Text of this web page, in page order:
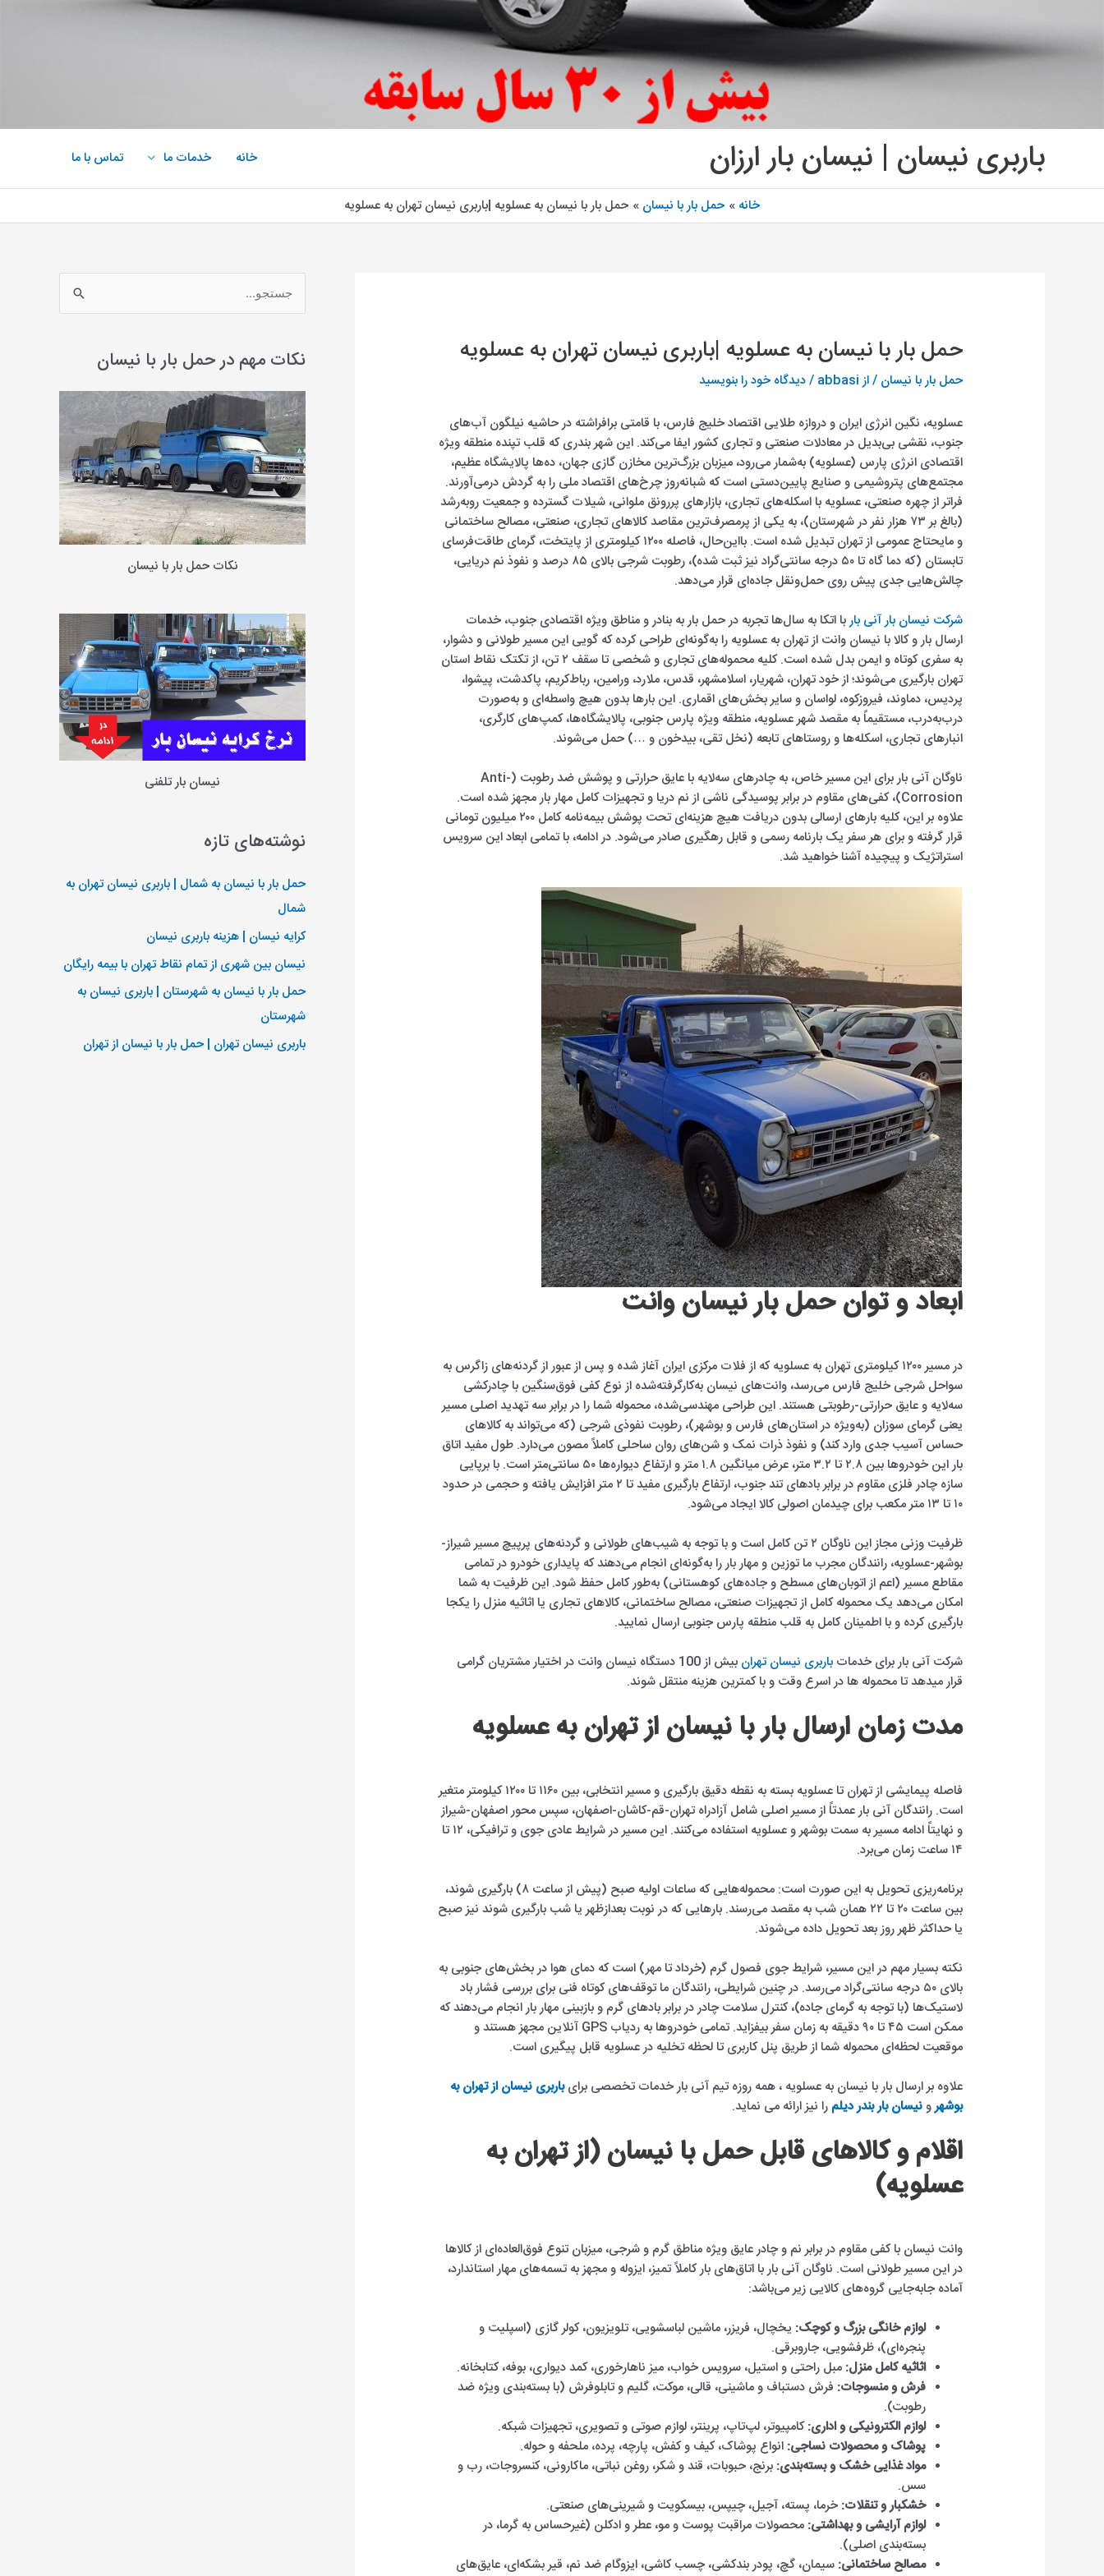
باربری نیسان | نیسان بار ارزان خانه خدمات ما تماس با ما
خانه حمل بار با نیسان حمل بار با نیسان به عسلویه |باربری نیسان تهران به عسلویه
حمل بار با نیسان به عسلویه |باربری نیسان تهران به عسلویه
حمل بار با نیسان / از abbasi
/دیدگاه‌ خود را بنویسید
عسلویه، نگین انرژی ایران و دروازه طلایی اقتصاد خلیج فارس، با قامتی برافراشته در حاشیه نیلگون آب‌های
جنوب، نقشی بی‌بدیل در معادلات صنعتی و تجاری کشور ایفا می‌کند. این شهر بندری که قلب تپنده منطقه ویژه
اقتصادی انرژی پارس (عسلویه) به‌شمار می‌رود، میزبان بزرگ‌ترین مخازن گازی جهان، ده‌ها پالایشگاه عظیم،
مجتمع‌های پتروشیمی و صنایع پایین‌دستی است که شبانه‌روز چرخ‌های اقتصاد ملی را به گردش درمی‌آورند.
فراتر از چهره صنعتی، عسلویه با اسکله‌های تجاری، بازارهای پررونق ملوانی، شیلات گسترده و جمعیت روبه‌رشد
(بالغ بر ۷۳ هزار نفر در شهرستان)، به یکی از پرمصرف‌ترین مقاصد کالاهای تجاری، صنعتی، مصالح ساختمانی
و مایحتاج عمومی از تهران تبدیل شده است. بااین‌حال، فاصله ۱۲۰۰ کیلومتری از پایتخت، گرمای طاقت‌فرسای
تابستان (که دما گاه تا ۵۰ درجه سانتی‌گراد نیز ثبت شده)، رطوبت شرجی بالای ۸۵ درصد و نفوذ نم دریایی،
چالش‌هایی جدی پیش روی حمل‌ونقل جاده‌ای قرار می‌دهد.
شرکت نیسان بار آنی باربا اتکا به سال‌ها تجربه در حمل بار به بنادر و مناطق ویژه اقتصادی جنوب، خدمات
ارسال بار و کالا با نیسان وانت از تهران به عسلویه را به‌گونه‌ای طراحی کرده که گویی این مسیر طولانی و دشوار،
به سفری کوتاه و ایمن بدل شده است. کلیه محموله‌های تجاری و شخصی تا سقف ۲ تن، از تکتک نقاط استان
تهران بارگیری می‌شوند؛ از خود تهران، شهریار، اسلامشهر، قدس، ملارد، ورامین، رباط‌کریم، پاکدشت، پیشوا،
پردیس، دماوند، فیروزکوه، لواسان و سایر بخش‌های اقماری. این بارها بدون هیچ واسطه‌ای و به‌صورت
درب‌به‌درب، مستقیماً به مقصد شهر عسلویه، منطقه ویژه پارس جنوبی، پالایشگاه‌ها، کمپ‌های کارگری،
انبارهای تجاری، اسکله‌ها و روستاهای تابعه (نخل تقی، بیدخون و …) حمل می‌شوند.
ناوگان آنی بار برای این مسیر خاص، به چادرهای سه‌لایه با عایق حرارتی و پوشش ضد رطوبت (Anti-
Corrosion)، کفی‌های مقاوم در برابر پوسیدگی ناشی از نم دریا و تجهیزات کامل مهار بار مجهز شده است.
علاوه بر این، کلیه بارهای ارسالی بدون دریافت هیچ هزینه‌ای تحت پوشش بیمه‌نامه کامل ۲۰۰ میلیون تومانی
قرار گرفته و برای هر سفر یک بارنامه رسمی و قابل رهگیری صادر می‌شود. در ادامه، با تمامی ابعاد این سرویس
استراتژیک و پیچیده آشنا خواهید شد.
ابعاد و توان حمل بار نیسان وانت
در مسیر ۱۲۰۰ کیلومتری تهران به عسلویه که از فلات مرکزی ایران آغاز شده و پس از عبور از گردنه‌های زاگرس به
سواحل شرجی خلیج فارس می‌رسد، وانت‌های نیسان به‌کارگرفته‌شده از نوع کفی فوق‌سنگین با چادرکشی
سه‌لایه و عایق حرارتی-رطوبتی هستند. این طراحی مهندسی‌شده، محموله شما را در برابر سه تهدید اصلی مسیر
یعنی گرمای سوزان (به‌ویژه در استان‌های فارس و بوشهر)، رطوبت نفوذی شرجی (که می‌تواند به کالاهای
حساس آسیب جدی وارد کند) و نفوذ ذرات نمک و شن‌های روان ساحلی کاملاً مصون می‌دارد. طول مفید اتاق
بار این خودروها بین ۲.۸ تا ۳.۲ متر، عرض میانگین ۱.۸ متر و ارتفاع دیواره‌ها ۵۰ سانتی‌متر است. با برپایی
سازه چادر فلزی مقاوم در برابر بادهای تند جنوب، ارتفاع بارگیری مفید تا ۲ متر افزایش یافته و حجمی در حدود
۱۰ تا ۱۳ متر مکعب برای چیدمان اصولی کالا ایجاد می‌شود.
ظرفیت وزنی مجاز این ناوگان ۲ تن کامل است و با توجه به شیب‌های طولانی و گردنه‌های پرپیچ مسیر شیراز-
بوشهر-عسلویه، رانندگان مجرب ما توزین و مهار بار را به‌گونه‌ای انجام می‌دهند که پایداری خودرو در تمامی
مقاطع مسیر (اعم از اتوبان‌های مسطح و جاده‌های کوهستانی) به‌طور کامل حفظ شود. این ظرفیت به شما
امکان می‌دهد یک محموله کامل از تجهیزات صنعتی، مصالح ساختمانی، کالاهای تجاری یا اثاثیه منزل را یکجا
بارگیری کرده و با اطمینان کامل به قلب منطقه پارس جنوبی ارسال نمایید.
شرکت آنی بار برای خدماتباربری نیسان تهران
بیش از 100 دستگاه نیسان وانت در اختیار مشتریان گرامی
قرار میدهد تا محموله ها در اسرع وقت و با کمترین هزینه منتقل شوند.
مدت زمان ارسال بار با نیسان از تهران به عسلویه
فاصله پیمایشی از تهران تا عسلویه بسته به نقطه دقیق بارگیری و مسیر انتخابی، بین ۱۱۶۰ تا ۱۲۰۰ کیلومتر متغیر
است. رانندگان آنی بار عمدتاً از مسیر اصلی شامل آزادراه تهران-قم-کاشان-اصفهان، سپس محور اصفهان-شیراز
و نهایتاً ادامه مسیر به سمت بوشهر و عسلویه استفاده می‌کنند. این مسیر در شرایط عادی جوی و ترافیکی، ۱۲ تا
۱۴ ساعت زمان می‌برد.
برنامه‌ریزی تحویل به این صورت است: محموله‌هایی که ساعات اولیه صبح (پیش از ساعت ۸) بارگیری شوند،
بین ساعت ۲۰ تا ۲۲ همان شب به مقصد می‌رسند. بارهایی که در نوبت بعدازظهر یا شب بارگیری شوند نیز صبح
یا حداکثر ظهر روز بعد تحویل داده می‌شوند.
نکته بسیار مهم در این مسیر، شرایط جوی فصول گرم (خرداد تا مهر) است که دمای هوا در بخش‌های جنوبی به
بالای ۵۰ درجه سانتی‌گراد می‌رسد. در چنین شرایطی، رانندگان ما توقف‌های کوتاه فنی برای بررسی فشار باد
لاستیک‌ها (با توجه به گرمای جاده)، کنترل سلامت چادر در برابر بادهای گرم و بازبینی مهار بار انجام می‌دهند که
ممکن است ۴۵ تا ۹۰ دقیقه به زمان سفر بیفزاید. تمامی خودروها به ردیاب GPS آنلاین مجهز هستند و
موقعیت لحظه‌ای محموله شما از طریق پنل کاربری تا لحظه تخلیه در عسلویه قابل پیگیری است.
علاوه بر ارسال بار با نیسان به عسلویه ، همه روزه تیم آنی بار خدمات تخصصی برایباربری نیسان از تهران به
بوشهرونیسان بار بندر دیلم را نیز ارائه می نماید.
اقلام و کالاهای قابل حمل با نیسان (از تهران به
عسلویه)
وانت نیسان با کفی مقاوم در برابر نم و چادر عایق ویژه مناطق گرم و شرجی، میزبان تنوع فوق‌العاده‌ای از کالاها
در این مسیر طولانی است. ناوگان آنی بار با اتاق‌های بار کاملاً تمیز، ایزوله و مجهز به تسمه‌های مهار استاندارد،
آماده جابه‌جایی گروه‌های کالایی زیر می‌باشد:
لوازم خانگی بزرگ و کوچک: یخچال، فریزر، ماشین لباسشویی، تلویزیون، کولر گازی (اسپلیت و
پنجره‌ای)، ظرفشویی، جاروبرقی.
اثاثیه کامل منزل: مبل راحتی و استیل، سرویس خواب، میز ناهارخوری، کمد دیواری، بوفه، کتابخانه.
فرش و منسوجات: فرش دستباف و ماشینی، قالی، موکت، گلیم و تابلوفرش (با بسته‌بندی ویژه ضد
رطوبت).
لوازم الکترونیکی و اداری:کامپیوتر، لپ‌تاپ، پرینتر، لوازم صوتی و تصویری، تجهیزات شبکه.
پوشاک و محصولات نساجی: انواع پوشاک، کیف و کفش، پارچه، پرده، ملحفه و حوله.
مواد غذایی خشک و بسته‌بندی: برنج، حبوبات، قند و شکر، روغن نباتی، ماکارونی، کنسروجات، رب و
سس.
خشکبار و تنقلات: خرما، پسته، آجیل، چیپس، بیسکویت و شیرینی‌های صنعتی.
لوازم آرایشی و بهداشتی: محصولات مراقبت پوست و مو، عطر و ادکلن (غیرحساس به گرما، در
بسته‌بندی اصلی).
مصالح ساختمانی: سیمان، گچ، پودر بندکشی، چسب کاشی، ایزوگام ضد نم، قیر بشکه‌ای، عایق‌های
س
ج
ب
ر
ا
ی
:
نکات مهم در حمل بار با نیسان
نکات حمل بار با نیسان
نیسان بار تلفنی
نوشته‌های تازه
حمل بار با نیسان به شمال | باربری نیسان تهران به
شمال
کرایه نیسان | هزینه باربری نیسان
نیسان بین شهری از تمام نقاط تهران با بیمه رایگان
حمل بار با نیسان به شهرستان | باربری نیسان به
شهرستان
باربری نیسان تهران | حمل بار با نیسان از تهران